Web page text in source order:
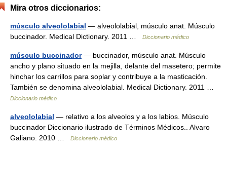
Mira otros diccionarios:
músculo alveololabial — alveololabial, músculo anat. Músculo
buccinador. Medical Dictionary. 2011 …
Diccionario médico
músculo buccinador— buccinador, músculo anat. Músculo
ancho y plano situado en la mejilla, delante del masetero; permite
hinchar los carrillos para soplar y contribuye a la masticación.
También se denomina alveololabial. Medical Dictionary. 2011 …
Diccionario médico
alveololabial — relativo a los alveolos y a los labios. Músculo
buccinador Diccionario ilustrado de Términos Médicos.. Alvaro
Galiano. 2010 …
Diccionario médico